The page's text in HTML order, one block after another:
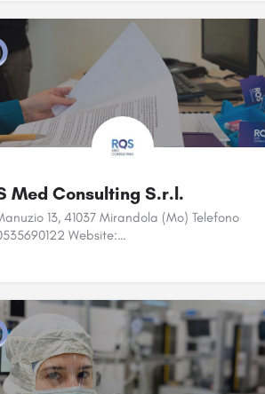
Med Consulting S.r.l.
13, 41037 Mirandola (Mo) Telefono
Website:…